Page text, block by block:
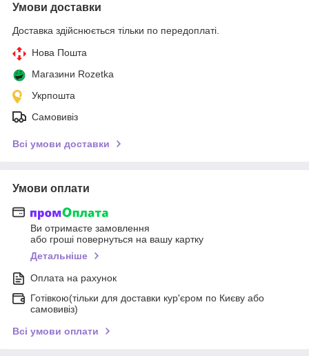
Умови доставки
Доставка здійснюється тільки по передоплаті.
Нова Пошта
Магазини Rozetka
Укрпошта
Самовивіз
Всі умови доставки
Умови оплати
Ви отримаєте замовлення
або гроші повернуться на вашу картку
Детальніше
Оплата на рахунок
Готівкою(тільки для доставки кур'єром по Києву або
самовивіз)
Всі умови оплати